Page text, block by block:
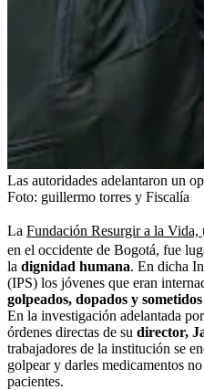
Las autoridades adelantaron un
Foto: guillermo torres y Fiscalía
La Fundación Resurgir a la Vida,
en el occidente de Bogotá, fue
la dignidad humana. En dicha
(IPS) los jóvenes que eran
golpeados, dopados y
En la investigación adelantada
órdenes directas de su director,
trabajadores de la institución se
golpear y darles medicamentos
pacientes.